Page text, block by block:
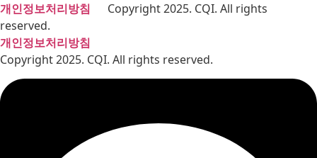
개인정보처리방침 Copyright 2025. CQI. All rights
reserved.
개인정보처리방침
Copyright 2025. CQI. All rights reserved.